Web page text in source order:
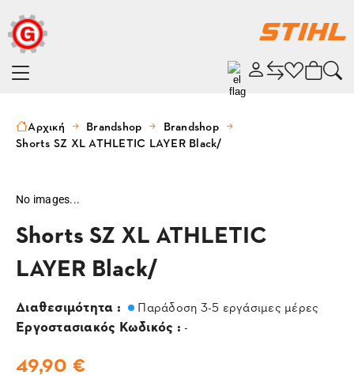
Αρχική Brandshop
Brandshop
Shorts SZ XL ATHLETIC LAYER Black/
No images...
Shorts SZ XL ATHLETIC
LAYER Black/
Διαθεσιμότητα : Παράδοση 3-5 εργάσιμες μέρες
Εργοστασιακός Κωδικός : -
49,90 €